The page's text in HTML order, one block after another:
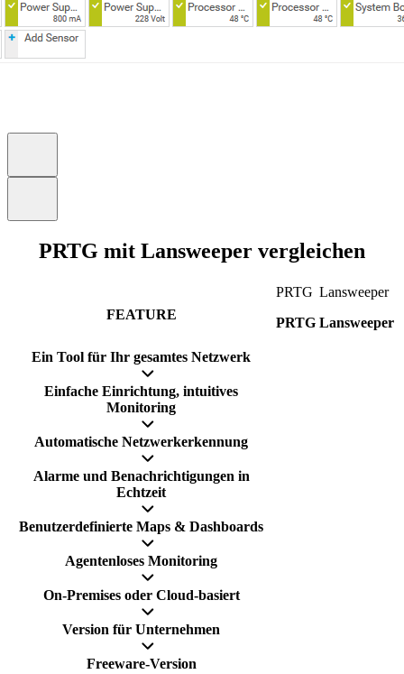
PRTG mit Lansweeper vergleichen
FEATURE
PRTG
PRTG
Lansweeper
Lansweeper
Ein Tool für Ihr gesamtes Netzwerk
Einfache Einrichtung, intuitives
Monitoring
Automatische Netzwerkerkennung
Alarme und Benachrichtigungen in
Echtzeit
Benutzerdefinierte Maps & Dashboards
Agentenloses Monitoring
On-Premises oder Cloud-basiert
Version für Unternehmen
Freeware-Version